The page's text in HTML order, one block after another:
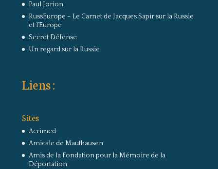
Paul Jorion
RussEurope – Le Carnet de Jacques Sapir sur la Russie
et l’Europe
Secret Défense
Un regard sur la Russie
Liens :
Sites
Acrimed
Amicale de Mauthausen
Amis de la Fondation pour la Mémoire de la
Déportation